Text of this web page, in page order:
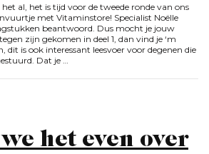
al, het is tijd voor de tweede ronde van ons
met Vitaminstore! Specialist Noëlle
beantwoord. Dus mocht je jouw
zijn gekomen in deel 1, dan vind je ‘m
dit is ook interessant leesvoer voor degenen die
Dat je …
het even over